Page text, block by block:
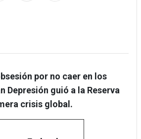
por no caer en los
Depresión guió a la Reserva
crisis global.